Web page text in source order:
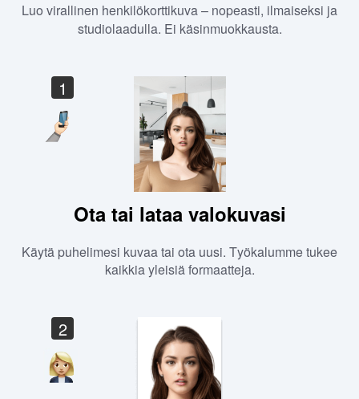
Luo virallinen henkilökorttikuva – nopeasti, ilmaiseksi ja
studiolaadulla. Ei käsinmuokkausta.
1
Ota tai lataa valokuvasi
Käytä puhelimesi kuvaa tai ota uusi. Työkalumme tukee
kaikkia yleisiä formaatteja.
2